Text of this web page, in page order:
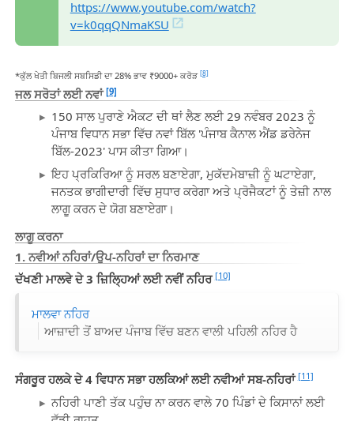
https://www.youtube.com/watch?
v=k0qqQNmaKSU
*ਕੁੱਲ ਖੇਤੀ ਬਿਜਲੀ ਸਬਸਿਡੀ ਦਾ 28% ਭਾਵ ₹9000+ ਕਰੋੜ[8]
ਜਲ ਸਰੋਤਾਂ ਲਈ ਨਵਾਂ[9]
150 ਸਾਲ ਪੁਰਾਣੇ ਐਕਟ ਦੀ ਥਾਂ ਲੈਣ ਲਈ 29 ਨਵੰਬਰ 2023 ਨੂੰ
ਪੰਜਾਬ ਵਿਧਾਨ ਸਭਾ ਵਿੱਚ ਨਵਾਂ ਬਿੱਲ 'ਪੰਜਾਬ ਕੈਨਾਲ ਐਂਡ ਡਰੇਨੇਜ
ਬਿੱਲ-2023' ਪਾਸ ਕੀਤਾ ਗਿਆ।
ਇਹ ਪ੍ਰਕਿਰਿਆ ਨੂੰ ਸਰਲ ਬਣਾਏਗਾ, ਮੁਕੱਦਮੇਬਾਜ਼ੀ ਨੂੰ ਘਟਾਏਗਾ,
ਜਨਤਕ ਭਾਗੀਦਾਰੀ ਵਿੱਚ ਸੁਧਾਰ ਕਰੇਗਾ ਅਤੇ ਪ੍ਰੋਜੈਕਟਾਂ ਨੂੰ ਤੇਜ਼ੀ ਨਾਲ
ਲਾਗੂ ਕਰਨ ਦੇ ਯੋਗ ਬਣਾਏਗਾ।
ਲਾਗੂ ਕਰਨਾ
1. ਨਵੀਆਂ ਨਹਿਰਾਂ/ਉਪ-ਨਹਿਰਾਂ ਦਾ ਨਿਰਮਾਣ
ਦੱਖਣੀ ਮਾਲਵੇ ਦੇ 3 ਜ਼ਿਲ੍ਹਿਆਂ ਲਈ ਨਵੀਂ ਨਹਿਰ [10]
ਮਾਲਵਾ ਨਹਿਰ
ਆਜ਼ਾਦੀ ਤੋਂ ਬਾਅਦ ਪੰਜਾਬ ਵਿੱਚ ਬਣਨ ਵਾਲੀ ਪਹਿਲੀ ਨਹਿਰ ਹੈ
ਸੰਗਰੂਰ ਹਲਕੇ ਦੇ 4 ਵਿਧਾਨ ਸਭਾ ਹਲਕਿਆਂ ਲਈ ਨਵੀਆਂ ਸਬ-ਨਹਿਰਾਂ [11]
ਨਹਿਰੀ ਪਾਣੀ ਤੱਕ ਪਹੁੰਚ ਨਾ ਕਰਨ ਵਾਲੇ 70 ਪਿੰਡਾਂ ਦੇ ਕਿਸਾਨਾਂ ਲਈ